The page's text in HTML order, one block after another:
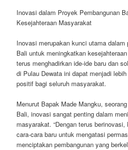
Inovasi dalam Proyek Pembangunan
Kesejahteraan Masyarakat
Inovasi merupakan kunci utama dalam
Bali untuk meningkatkan
terus menghadirkan ide-ide baru dan
di Pulau Dewata ini dapat menjadi
positif bagi seluruh masyarakat.
Menurut Bapak Made Mangku,
Bali, inovasi sangat penting dalam
masyarakat. “Dengan terus
cara-cara baru untuk mengatasi
menciptakan pembangunan yang